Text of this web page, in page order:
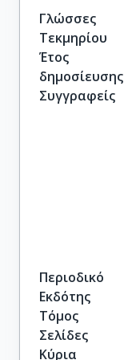
Γλώσσες
Τεκμηρίου
Έτος
δημοσίευσης
Συγγραφείς
Περιοδικό
Εκδότης
Τόμος
Σελίδες
Κύρια